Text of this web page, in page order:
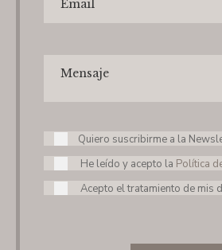
Quiero suscribirme a la
He leído y acepto la Política
Acepto el tratamiento de mis